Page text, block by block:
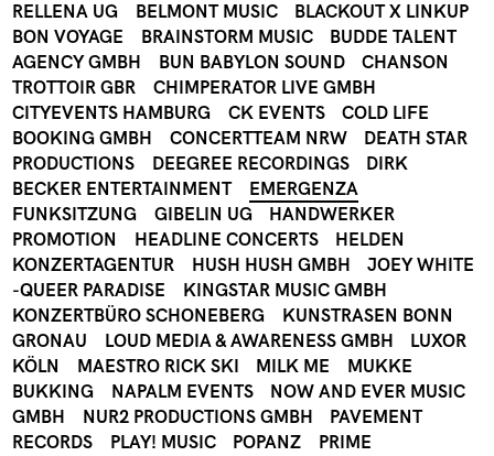
RELLENA UG
BELMONT MUSIC
BLACKOUT X LINKUP
BON VOYAGE
BRAINSTORM MUSIC
BUDDE TALENT
AGENCY GMBH
BUN BABYLON SOUND
CHANSON
TROTTOIR GBR
CHIMPERATOR LIVE GMBH
CITYEVENTS HAMBURG
CK EVENTS
COLD LIFE
BOOKING GMBH
CONCERTTEAM NRW
DEATH STAR
PRODUCTIONS
DEEGREE RECORDINGS
DIRK
BECKER ENTERTAINMENT
EMERGENZA
FUNKSITZUNG
GIBELIN UG
HANDWERKER
PROMOTION
HEADLINE CONCERTS
HELDEN
KONZERTAGENTUR
HUSH HUSH GMBH
JOEY WHITE
-QUEER PARADISE
KINGSTAR MUSIC GMBH
KONZERTBÜRO SCHONEBERG
KUNSTRASEN BONN
GRONAU
LOUD MEDIA & AWARENESS GMBH
LUXOR
KÖLN
MAESTRO RICK SKI MILK ME
MUKKE
BUKKING
NAPALM EVENTS
NOW AND EVER MUSIC
GMBH
NUR2 PRODUCTIONS GMBH
PAVEMENT
RECORDS
PLAY! MUSIC POPANZ
PRIME